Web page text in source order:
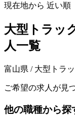
現在地から 近い順
大型トラッ
人一覧
富山県 / 大型トラ
ご希望の求人が見
他の職種から探